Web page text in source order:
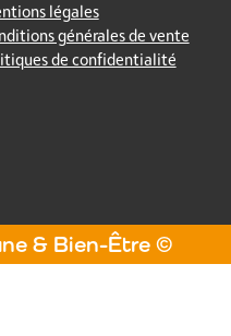
légales
générales de vente
de confidentialité
& Bien-Être ©